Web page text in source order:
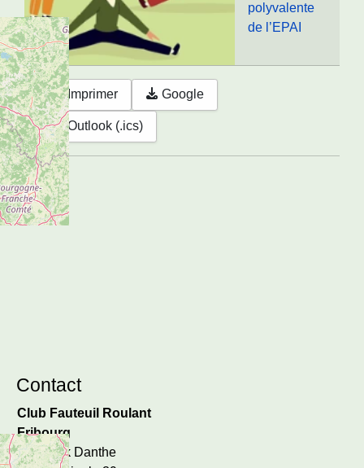
polyvalente
de l’EPAI
Imprimer Google
Outlook (.ics)
Contact
Club Fauteuil Roulant
Fribourg
c/o Patrik Danthe